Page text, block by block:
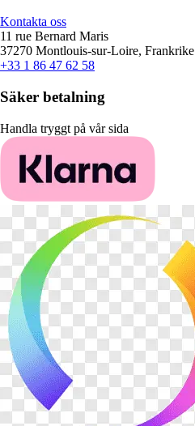
Kontakta oss
11 rue Bernard Maris
37270 Montlouis-sur-Loire, Frankrike
+33 1 86 47 62 58
Säker betalning
Handla tryggt på vår sida